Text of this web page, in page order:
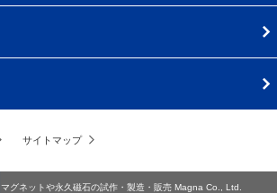
サイトマップ
マグネットや永久磁石の試作・製造・販売 Magna Co., Ltd.